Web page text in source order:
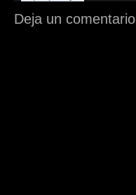
Deja un comentario